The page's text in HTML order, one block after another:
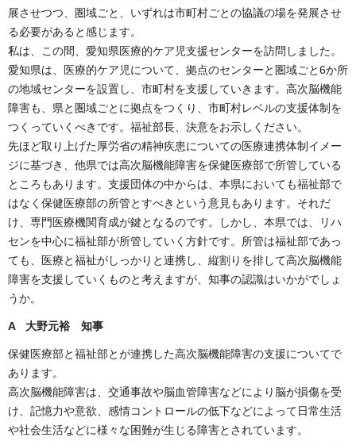
展させつつ、圏域ごと、いずれは市町村ごとの協議の場を発展させ
る必要があると感じます。
私は、この間、愛知県医療的ケア児支援センターを訪問しました。
愛知県は、医療的ケア児について、拠点のセンターと圏域ごと6か所
の地域センターを設置し、市町村を支援していきます。高次脳機能
障害も、県と圏域ごとに拠点をつくり、市町村レベルの支援体制を
つくっていくべきです。福祉部長、決意をお示しください。
先ほど取り上げた厚労省の精神疾患についての医療連携体制イメー
ジに基づき、他県では高次脳機能障害を保健医療部で所管している
ところもあります。支援団体の中からは、本県においても福祉部で
はなく保健医療部の所管とすべきという意見もあります。それだ
け、専門医療機関育成が鍵となるのです。しかし、本県では、リハ
センを中心に福祉部が所管していく方針です。所管は福祉部であっ
ても、医療と福祉がしっかりと連携し、縦割りを排して高次脳機能
障害を支援していくものと考えますが、知事の認識はいかがでしょ
うか。
A 大野元裕 知事
保健医療部と福祉部とが連携した高次脳機能障害の支援についてで
あります。
高次脳機能障害は、交通事故や脳血管障害などにより脳が損傷を受
け、記憶力や意欲、感情コントロールの低下などによって日常生活
や社会生活などに様々な困難が生じる障害とされています。